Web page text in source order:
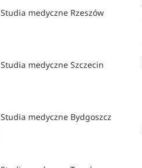
Studia medyczne Rzeszów
Studia medyczne Szczecin
Studia medyczne Bydgoszcz